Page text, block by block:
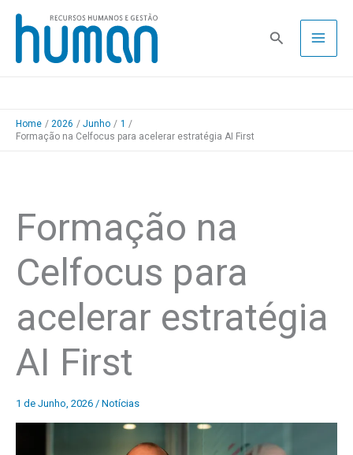
Skip
content
Pesquisa
Home 2026 Junho
1
Formação na Celfocus para acelerar estratégia AI First
Formação na
Celfocus para
acelerar estratégia
AI First
1 de Junho, 2026 / Notícias